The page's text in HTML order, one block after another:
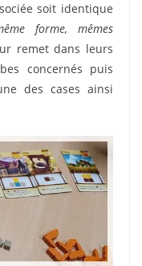
soit identique
forme, mêmes
remet dans leurs
concernés puis
des cases ainsi